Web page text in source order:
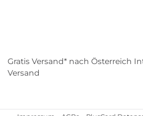
Gratis Versand* nach Österreich
Versand